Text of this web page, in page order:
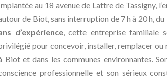
au 18 avenue de Lattre de Tassigny,
de Biot, sans interruption de 7 h à 20 h,
d’expérience, cette entreprise familiale
pour concevoir, installer, remplacer
Biot et dans les communes environnantes.
professionnelle et son sérieux